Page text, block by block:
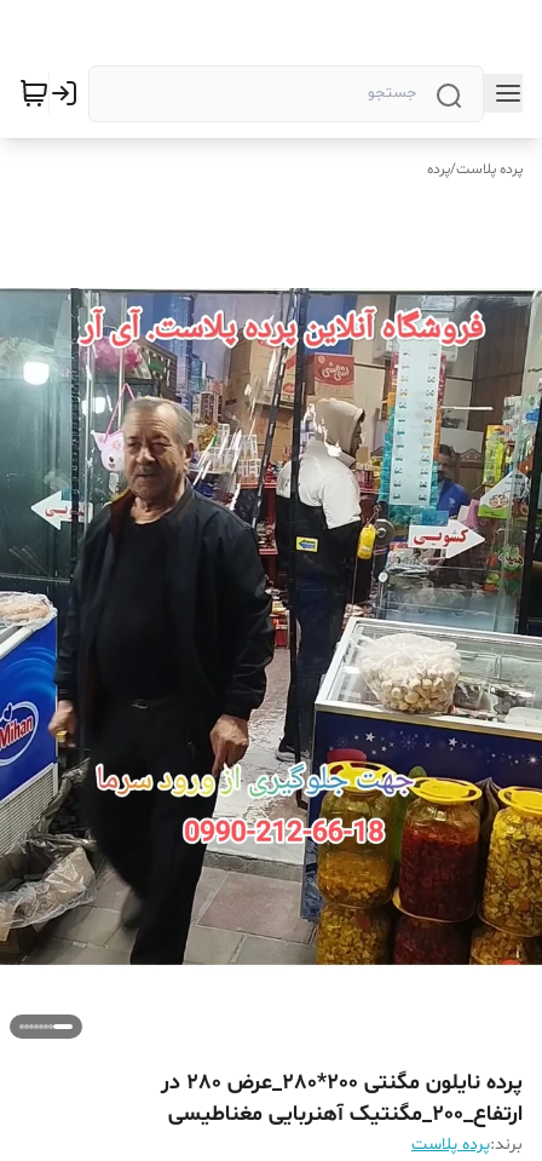
پرده پلاست/پرده
پرده نایلون مگنتی 200*280_عرض 280 در
ارتفاع_200_مگنتیک آهنربایی مغناطیسی
برند:پرده پلاست